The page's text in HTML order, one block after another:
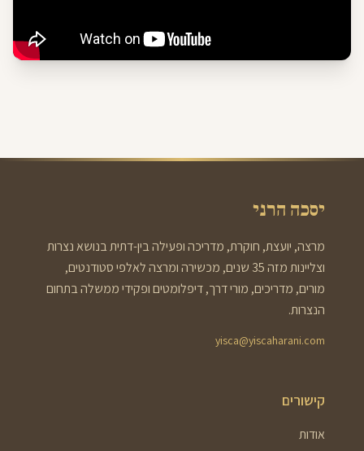
יסכה הרני
מרצה, יועצת, חוקרת, מדריכה ופעילה בין-דתית בנושא נצרות
וצליינות מזה 35 שנים, מכשירה ומרצה לאלפי סטודנטים,
מורים, מדריכים, מורי דרך, דיפלומטים ופקידי ממשלה בתחום
הנצרות.
yisca@yiscaharani.com
קישורים
אודות